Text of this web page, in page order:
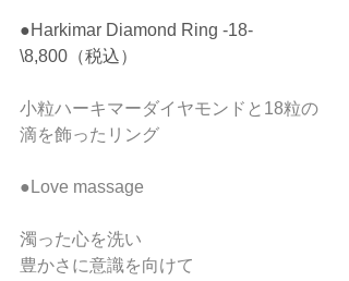
●Harkimar Diamond Ring -18-
\8,800（税込）
小粒ハーキマーダイヤモンドと18粒の
滴を飾ったリング
●Love massage
濁った心を洗い
豊かさに意識を向けて